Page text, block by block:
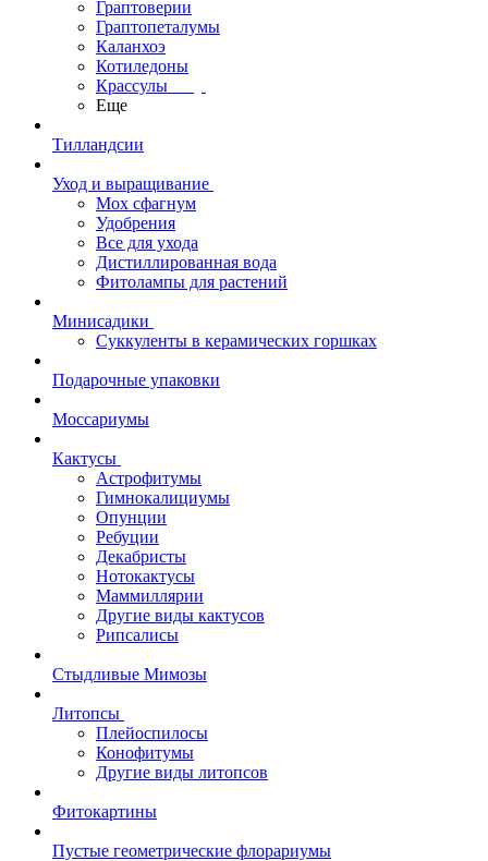
Граптоверии
Граптопеталумы
Каланхоэ
Котиледоны
Крассулы
Еще
Тилландсии
Уход и выращивание
Мох сфагнум
Удобрения
Все для ухода
Дистиллированная вода
Фитолампы для растений
Минисадики
Суккуленты в керамических горшках
Подарочные упаковки
Моссариумы
Кактусы
Астрофитумы
Гимнокалициумы
Опунции
Ребуции
Декабристы
Нотокактусы
Маммиллярии
Другие виды кактусов
Рипсалисы
Стыдливые Мимозы
Литопсы
Плейоспилосы
Конофитумы
Другие виды литопсов
Фитокартины
Пустые геометрические флорариумы